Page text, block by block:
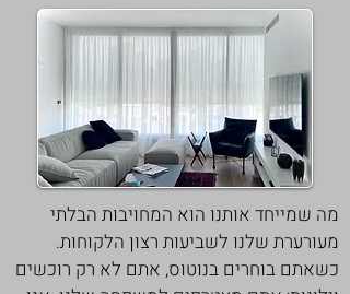
מה שמייחד אותנו הוא המחויבות הבלתי
מעורערת שלנו לשביעות רצון הלקוחות.
כשאתם בוחרים בנוטוס, אתם לא רק רוכשים